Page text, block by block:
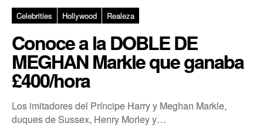
Celebrities Hollywood Realeza
Conoce a la DOBLE DE
MEGHAN Markle que ganaba
£400/hora
Los imitadores del Príncipe Harry y Meghan Markle,
duques de Sussex, Henry Morley y…